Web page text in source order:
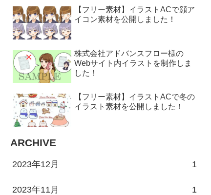
【フリー素材】イラストACで顔ア
イコン素材を公開しました！
株式会社アドバンスフロー様の
Webサイト内イラストを制作しま
した！
【フリー素材】イラストACで冬の
イラスト素材を公開しました！
ARCHIVE
2023年12月 1
2023年11月 1